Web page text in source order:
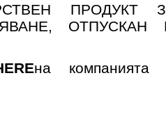
ОТПУСКАН
на компанията